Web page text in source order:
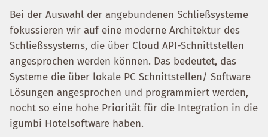
Bei der Auswahl der angebundenen Schließsysteme
fokussieren wir auf eine moderne Architektur des
Schließssystems, die über Cloud API-Schnittstellen
angesprochen werden können. Das bedeutet, das
Systeme die über lokale PC Schnittstellen/ Software
Lösungen angesprochen und programmiert werden,
nocht so eine hohe Priorität für die Integration in die
igumbi Hotelsoftware haben.